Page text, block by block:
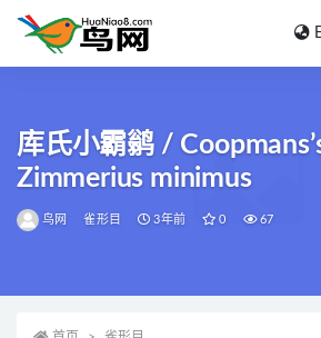
库氏小霸鹟 /
Zimmerius minimus
鸟网 雀形目 3年前 0 67